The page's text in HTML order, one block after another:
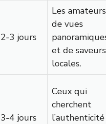
2-3 jours
Les amateurs
de vues
et de saveurs
locales.
3-4 jours
Ceux qui
cherchent
l’authenticité